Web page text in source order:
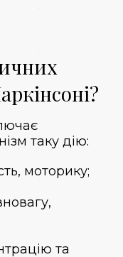
таку дію:
моторику;
та